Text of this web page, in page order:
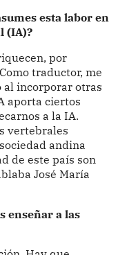
esta labor en
(IA)?
por
traductor, me
al incorporar otras
aporta ciertos
a la IA.
vertebrales
andina
de este país son
José María
enseñar a las